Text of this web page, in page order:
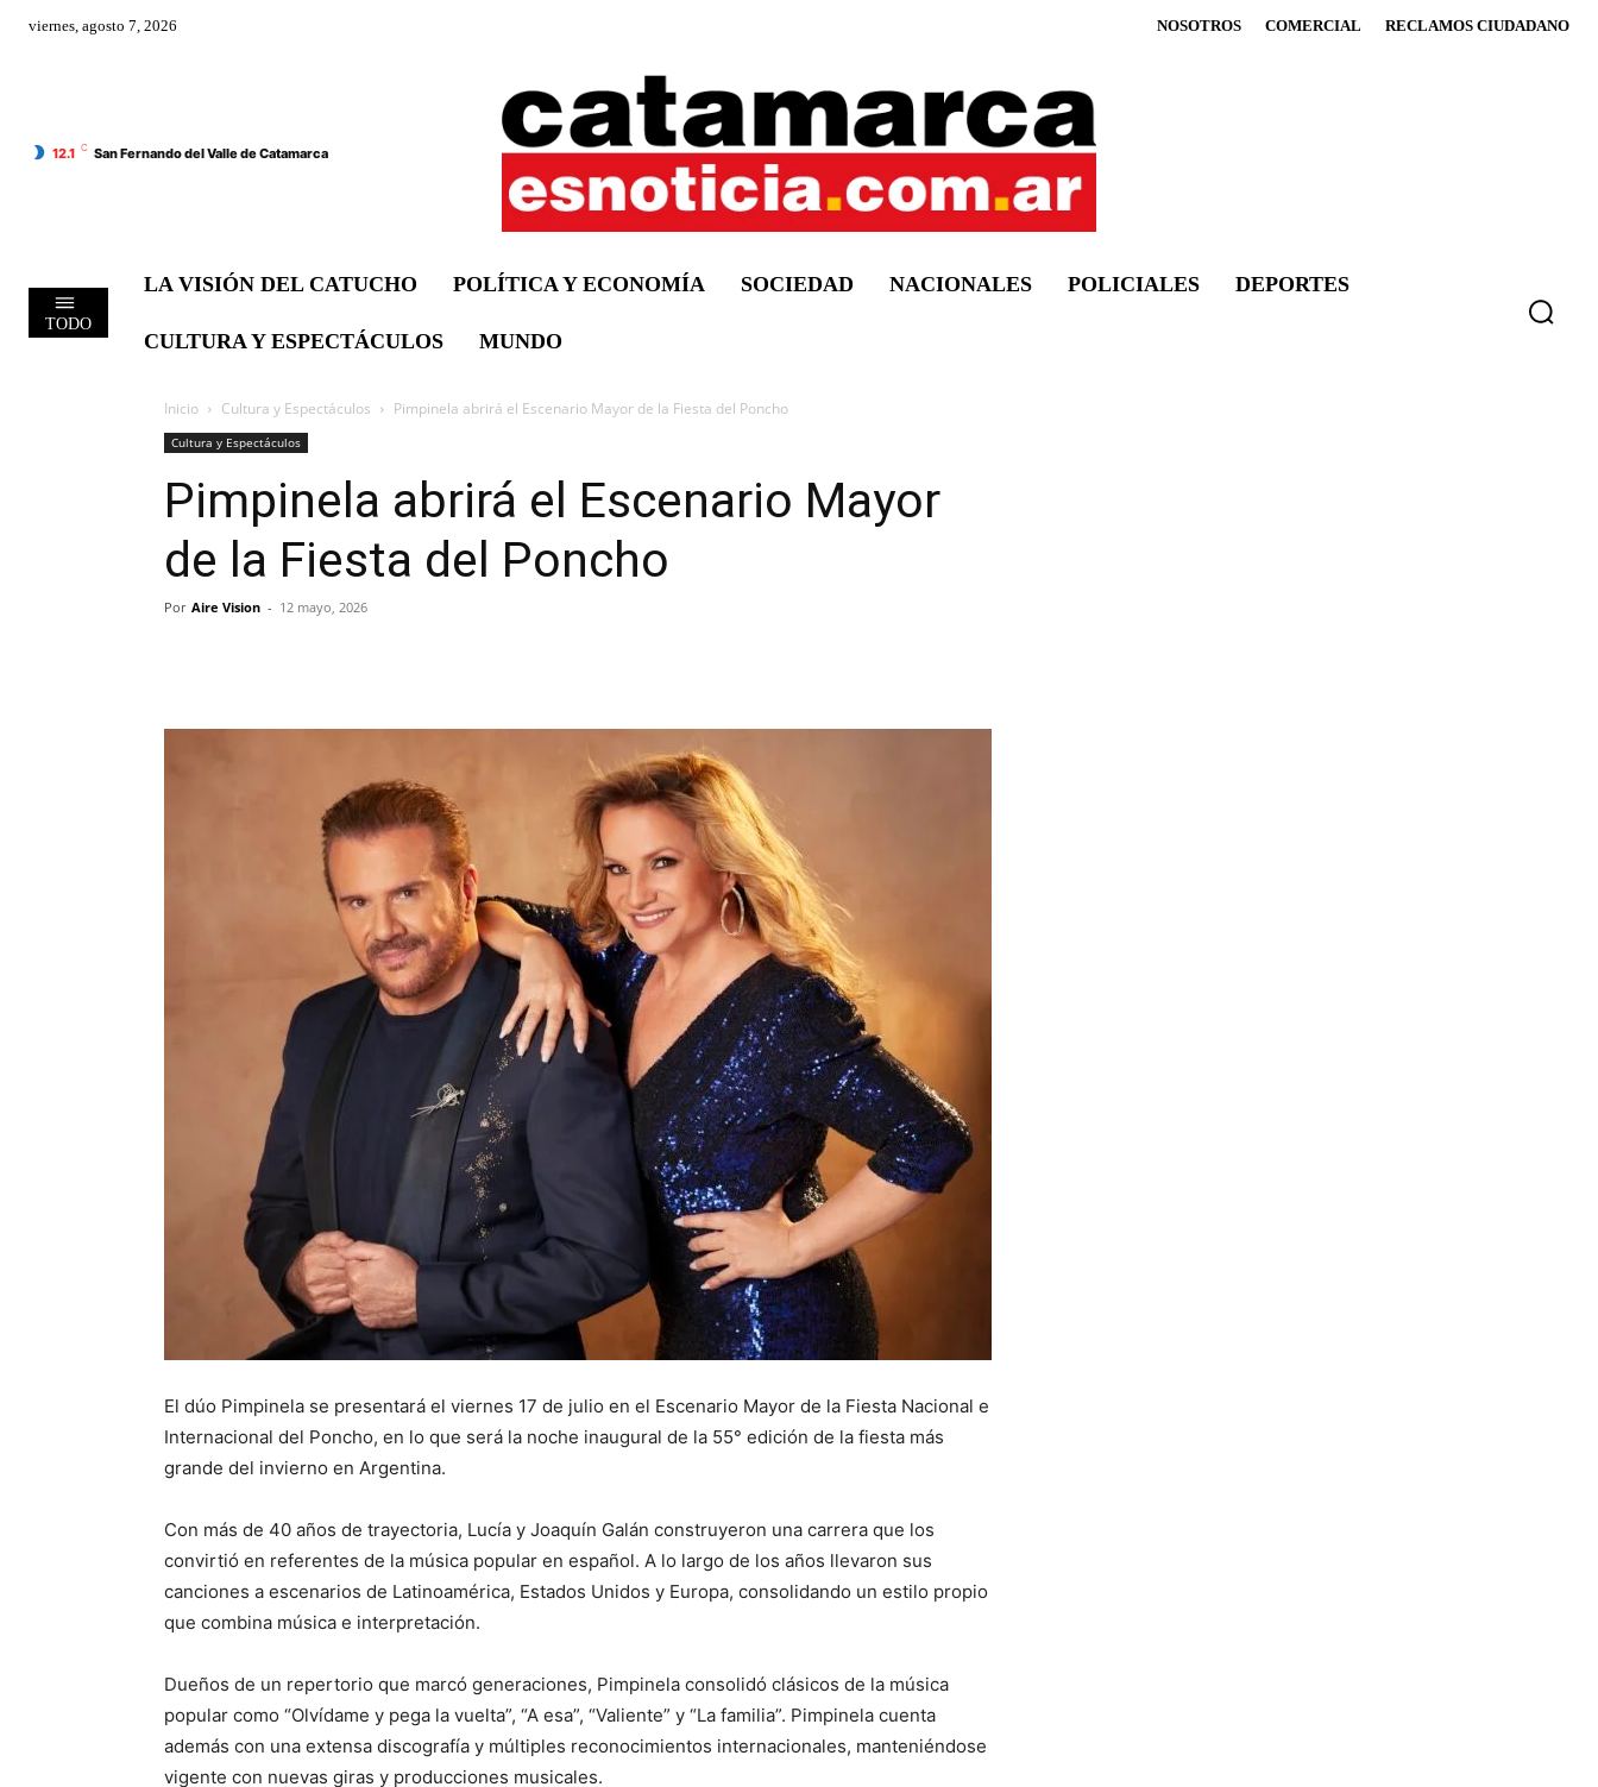
viernes, agosto 7, 2026 NOSOTROS COMERCIAL RECLAMOS CIUDADANO
12.1 C San Fernando del Valle de Catamarca
TODO
LA VISIÓN DEL CATUCHO POLÍTICA Y ECONOMÍA SOCIEDAD NACIONALES POLICIALES DEPORTES
CULTURA Y ESPECTÁCULOS MUNDO
Inicio Cultura y Espectáculos Pimpinela abrirá el Escenario Mayor de la Fiesta del Poncho
Cultura y Espectáculos
Pimpinela abrirá el Escenario Mayor
de la Fiesta del Poncho
Por Aire Vision - 12 mayo, 2026
El dúo Pimpinela se presentará el viernes 17 de julio en el Escenario Mayor de la Fiesta Nacional e
Internacional del Poncho, en lo que será la noche inaugural de la 55° edición de la fiesta más
grande del invierno en Argentina.
Con más de 40 años de trayectoria, Lucía y Joaquín Galán construyeron una carrera que los
convirtió en referentes de la música popular en español. A lo largo de los años llevaron sus
canciones a escenarios de Latinoamérica, Estados Unidos y Europa, consolidando un estilo propio
que combina música e interpretación.
Dueños de un repertorio que marcó generaciones, Pimpinela consolidó clásicos de la música
popular como “Olvídame y pega la vuelta”, “A esa”, “Valiente” y “La familia”. Pimpinela cuenta
además con una extensa discografía y múltiples reconocimientos internacionales, manteniéndose
vigente con nuevas giras y producciones musicales.